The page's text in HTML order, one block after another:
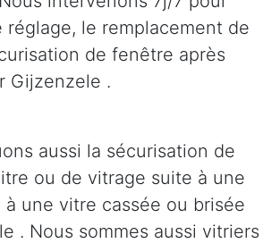
réglage, le remplacement de
de fenêtre après
Gijzenzele .
aussi la sécurisation de
ou de vitrage suite à une
une vitre cassée ou brisée
. Nous sommes aussi vitriers